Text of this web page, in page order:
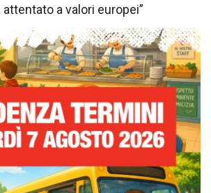
a valori europei”